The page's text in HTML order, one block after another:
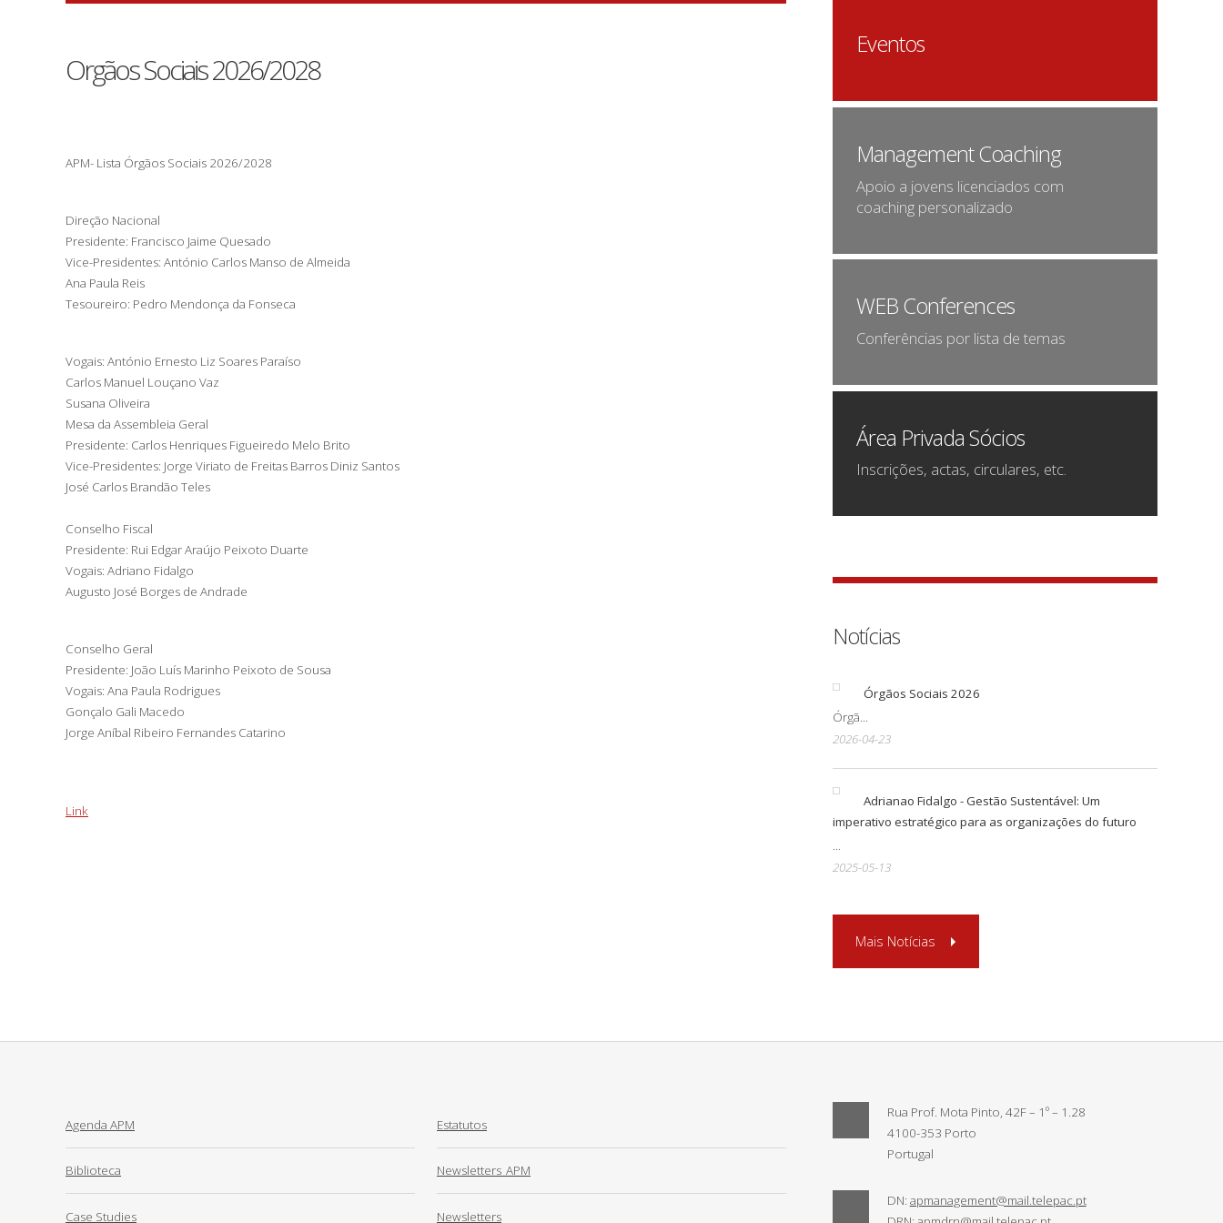
Orgãos Sociais 2026/2028
APM- Lista Órgãos Sociais 2026/2028
Direção Nacional
Presidente: Francisco Jaime Quesado
Vice-Presidentes: António Carlos Manso de Almeida
Ana Paula Reis
Tesoureiro: Pedro Mendonça da Fonseca
Vogais: António Ernesto Liz Soares Paraíso
Carlos Manuel Louçano Vaz
Susana Oliveira
Mesa da Assembleia Geral
Presidente: Carlos Henriques Figueiredo Melo Brito
Vice-Presidentes: Jorge Viriato de Freitas Barros Diniz Santos
José Carlos Brandão Teles
Conselho Fiscal
Presidente: Rui Edgar Araújo Peixoto Duarte
Vogais: Adriano Fidalgo
Augusto José Borges de Andrade
Conselho Geral
Presidente: João Luís Marinho Peixoto de Sousa
Vogais: Ana Paula Rodrigues
Gonçalo Gali Macedo
Jorge Aníbal Ribeiro Fernandes Catarino
Link
Eventos
Management Coaching
Apoio a jovens licenciados com
coaching personalizado
WEB Conferences
Conferências por lista de temas
Área Privada Sócios
Inscrições, actas, circulares, etc.
Notícias
Órgãos Sociais 2026
Órgã...
2026-04-23
Adrianao Fidalgo - Gestão Sustentável: Um
imperativo estratégico para as organizações do futuro
...
2025-05-13
Mais Notícias
Agenda APM
Biblioteca
Case Studies
Estatutos
Newsletters_APM
Newsletters
Rua Prof. Mota Pinto, 42F – 1º – 1.28
4100-353 Porto
Portugal
DN: apmanagement@mail.telepac.pt